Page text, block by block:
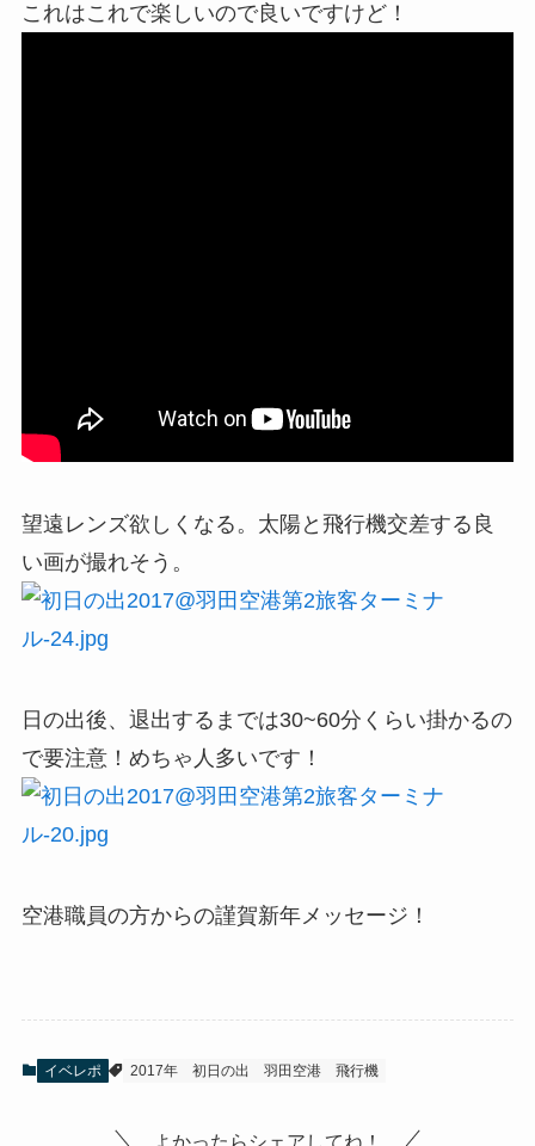
これはこれで楽しいので良いですけど！
望遠レンズ欲しくなる。太陽と飛行機交差する良
い画が撮れそう。
日の出後、退出するまでは30~60分くらい掛かるの
で要注意！めちゃ人多いです！
空港職員の方からの謹賀新年メッセージ！
イベレポ 2017年 初日の出 羽田空港 飛行機
よかったらシェアしてね！